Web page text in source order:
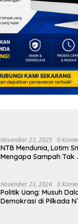
November 23, 2025 0
NTB Mendunia, Lotim
Mengapa Sampah Tak
November 23, 2024 0
Politik Uang: Musuh
Demokrasi di Pilkada